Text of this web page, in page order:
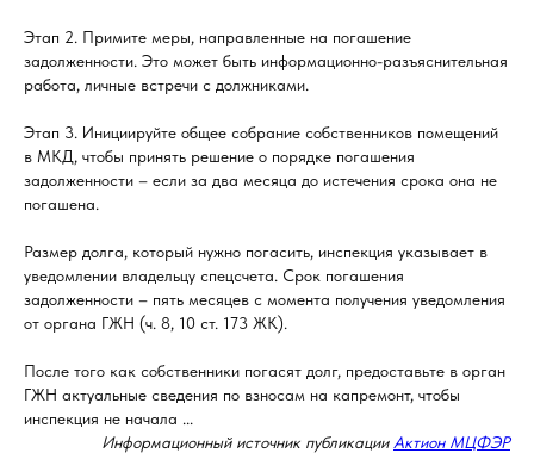
Этап 2. Примите меры, направленные на погашение
задолженности. Это может быть информационно-разъяснительная
работа, личные встречи с должниками.
Этап 3. Инициируйте общее собрание собственников помещений
в МКД, чтобы принять решение о порядке погашения
задолженности – если за два месяца до истечения срока она не
погашена.
Размер долга, который нужно погасить, инспекция указывает в
уведомлении владельцу спецсчета. Срок погашения
задолженности – пять месяцев с момента получения уведомления
от органа ГЖН (ч. 8, 10 ст. 173 ЖК).
После того как собственники погасят долг, предоставьте в орган
ГЖН актуальные сведения по взносам на капремонт, чтобы
инспекция не начала ...
Информационный источник публикации Актион МЦФЭР